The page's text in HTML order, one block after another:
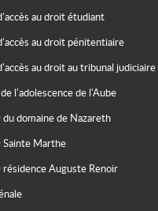
au droit étudiant
au droit pénitentiaire
au droit au tribunal judiciaire
l'adolescence de l'Aube
du domaine de Nazareth
Sainte Marthe
résidence Auguste Renoir